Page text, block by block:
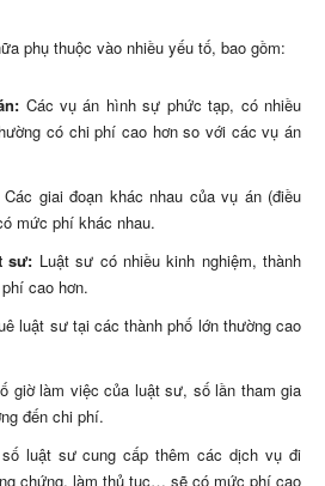
phụ thuộc vào nhiều yếu tố, bao gồm:
Các vụ án hình sự phức tạp, có nhiều
có chi phí cao hơn so với các vụ án
giai đoạn khác nhau của vụ án (điều
mức phí khác nhau.
sư: Luật sư có nhiều kinh nghiệm, thành
cao hơn.
luật sư tại các thành phố lớn thường cao
giờ làm việc của luật sư, số lần tham gia
đến chi phí.
luật sư cung cấp thêm các dịch vụ đi
chứng, làm thủ tục… sẽ có mức phí cao